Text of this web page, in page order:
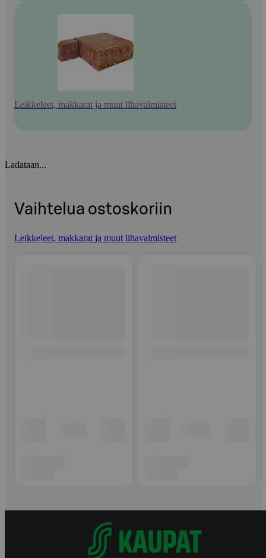
Leikkeleet, makkarat ja muut lihavalmisteet
Ladataan...
Vaihtelua ostoskoriin
Leikkeleet, makkarat ja muut lihavalmisteet